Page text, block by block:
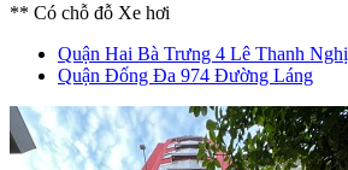
** Có chỗ đỗ Xe hơi
Quận Hai Bà Trưng 4 Lê Thanh Nghị
Quận Đống Đa 974 Đường Láng